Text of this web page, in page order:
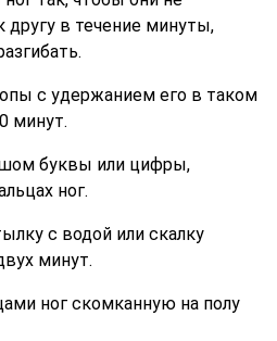
другу в течение минуты,
с удержанием его в таком
минут.
буквы или цифры,
ног.
с водой или скалку
минут.
ног скомканную на полу